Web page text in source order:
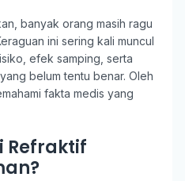
banyak orang masih ragu
ini sering kali muncul
efek samping, serta
belum tentu benar. Oleh
fakta medis yang
Refraktif